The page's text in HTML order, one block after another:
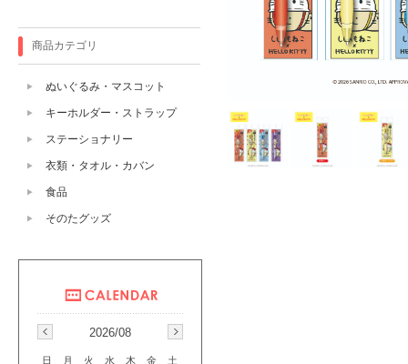
商品カテゴリ
ぬいぐるみ・マスコット
キーホルダー・ストラップ
ステーショナリー
衣類・タオル・カバン
食品
そのたグッズ
2026/08
日 月 火 水 木 金
土